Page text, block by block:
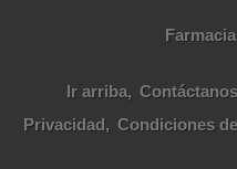
Ir arriba Contáctanos
Privacidad
Condiciones